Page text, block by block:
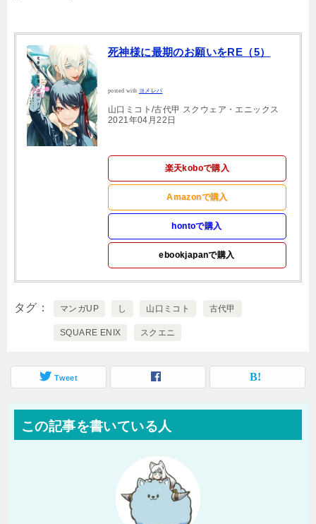
死神様に最期のお願いをRE（5）
posted with ヨメレバ
山口ミコト/古代甲 スクウェア・エニックス
2021年04月22日
楽天koboで購入
Amazonで購入
hontoで購入
ebookjapanで購入
タグ マンガUP し 山口ミコト 古代甲
SQUARE ENIX スクエニ
Tweet
この記事を書いている人